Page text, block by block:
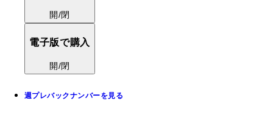
開/閉
電子版で購入
開/閉
週プレバックナンバーを見る